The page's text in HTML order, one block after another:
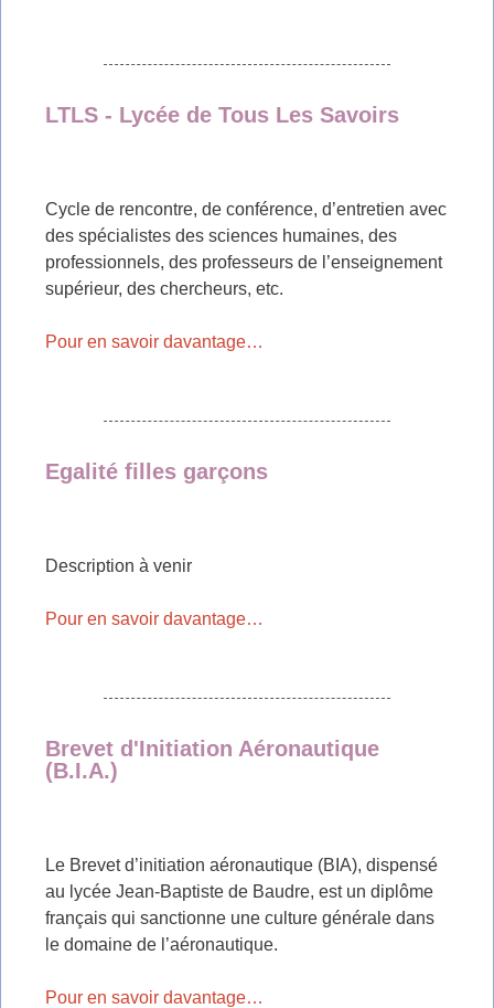
LTLS - Lycée de Tous Les Savoirs
Cycle de rencontre, de conférence, d’entretien avec
des spécialistes des sciences humaines, des
professionnels, des professeurs de l’enseignement
supérieur, des chercheurs, etc.
Pour en savoir davantage…
Egalité filles garçons
Description à venir
Pour en savoir davantage…
Brevet d'Initiation Aéronautique
(B.I.A.)
Le Brevet d’initiation aéronautique (BIA), dispensé
au lycée Jean-Baptiste de Baudre, est un diplôme
français qui sanctionne une culture générale dans
le domaine de l’aéronautique.
Pour en savoir davantage…